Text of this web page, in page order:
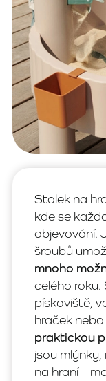
Stolek na
kde se
objevování.
šroubů
mnoho
celého roku.
pískoviště,
hraček
praktickou
jsou
na hraní –